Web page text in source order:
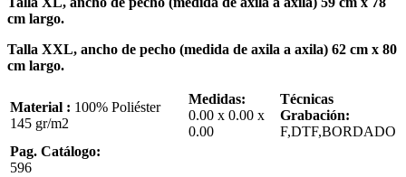
cm largo.
Talla XXL, ancho de pecho (medida de axila a axila) 62 cm x 80
cm largo.
Material : 100% Poliéster
145 gr/m2
Medidas:
0.00 x 0.00 x
0.00
Técnicas
Grabación:
F,DTF,BORDADO
Pag. Catálogo:
596